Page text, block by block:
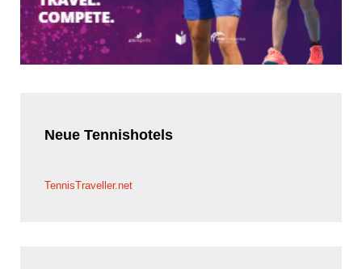
Neue Tennishotels
TennisTraveller.net